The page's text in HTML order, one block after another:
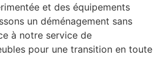
et des équipements
un déménagement sans
à notre service de
pour une transition en toute